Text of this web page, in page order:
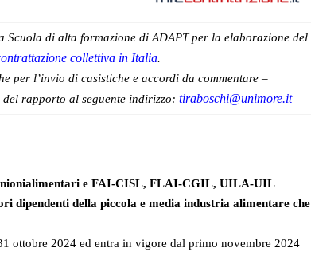
Scuola di alta formazione di ADAPT per la elaborazione del
collettiva in Italia.
per l’invio di casistiche e accordi da commentare –
rapporto al seguente indirizzo: tiraboschi@unimore.it
e FAI-CISL, FLAI-CGIL, UILA-UIL
dipendenti della piccola e media industria alimentare che
ottobre 2024 ed entra in vigore dal primo novembre 2024